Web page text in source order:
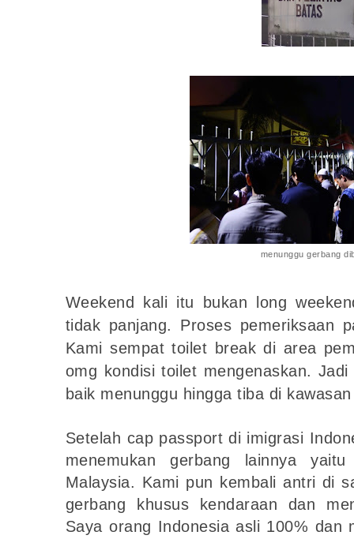
menunggu gerbang
Weekend kali itu bukan long
tidak panjang. Proses pemeriksaan
Kami sempat toilet break di area
omg kondisi toilet mengenaskan.
baik menunggu hingga tiba di
Setelah cap passport di imigrasi
menemukan gerbang lainnya
Malaysia. Kami pun kembali antri di
gerbang khusus kendaraan dan
Saya orang Indonesia asli 100% dan